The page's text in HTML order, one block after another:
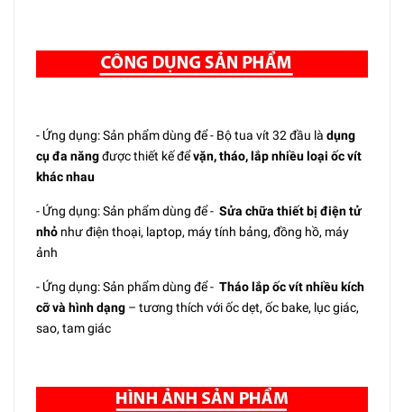
- Ứng dụng: Sản phẩm dùng để - Bộ tua vít 32 đầu là dụng
cụ đa năngđược thiết kế đểvặn, tháo, lắp nhiều loại ốc vít
khác nhau
- Ứng dụng: Sản phẩm dùng để - Sửa chữa thiết bị điện tử
nhỏ như điện thoại, laptop, máy tính bảng, đồng hồ, máy
ảnh
- Ứng dụng: Sản phẩm dùng để - Tháo lắp ốc vít nhiều kích
cỡ và hình dạng – tương thích với ốc dẹt, ốc bake, lục giác,
sao, tam giác